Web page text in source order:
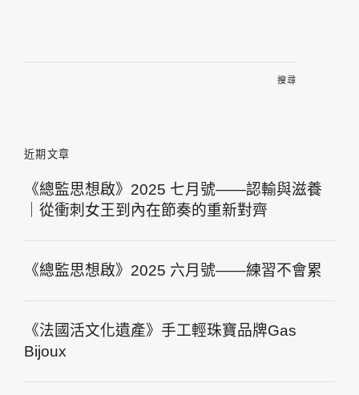
近期文章
《總監思想啟》2025 七月號——認輸與滋養
｜從衝刺女王到內在節奏的重新對齊
《總監思想啟》2025 六月號——練習不會累
《法國活文化遺產》手工輕珠寶品牌Gas
Bijoux